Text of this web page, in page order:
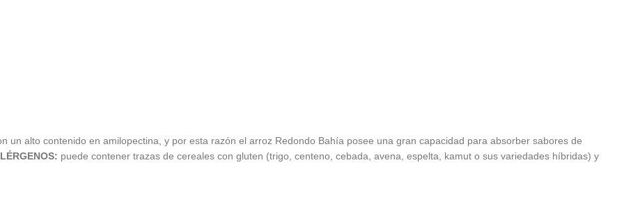
un alto contenido en amilopectina, y por esta razón el arroz Redondo Bahía posee una gran capacidad para absorber sabores de
puede contener trazas de cereales con gluten (trigo, centeno, cebada, avena, espelta, kamut o sus variedades híbridas) y